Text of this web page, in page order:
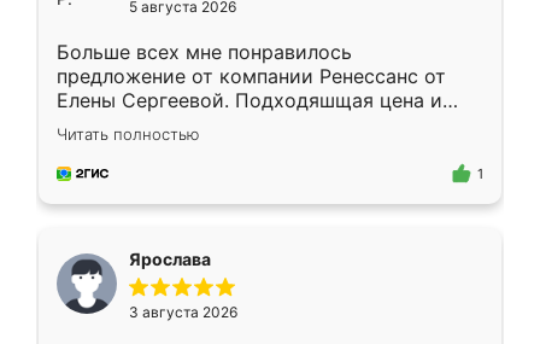
5 августа 2026
Больше всех мне понравилось
предложение от компании Ренессанс от
Елены Сергеевой. Подходяшщая цена и
короткие сроки изготовления. Приехавший
для замера сотрудник Владислав
предложил по моему эскизу самый
Читать полностью
1
Ярослава
3 августа 2026